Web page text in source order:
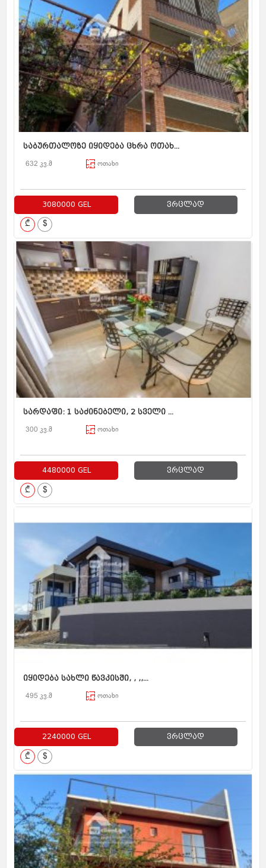
საბურთალოზე იყიდება ცხრა ოთახ...
632 კვ.მ ოთახი
3080000 GEL ვრცლად
₾ $
სარდაფი: 1 საძინებელი, 2 სველი ...
300 კვ.მ ოთახი
4480000 GEL ვრცლად
₾ $
იყიდება სახლი წავკისში, , ,,...
495 კვ.მ ოთახი
2240000 GEL ვრცლად
₾ $